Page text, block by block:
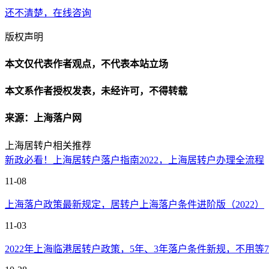
还不清楚，在线咨询
版权声明
本文仅代表作者观点，不代表本站立场
本文系作者授权发表，未经许可，不得转载
来源：上海落户网
上海居转户相关推荐
新政必看！上海居转户落户指南2022，上海居转户办理全流程
11-08
上海落户政策最新规定，居转户上海落户条件进阶版（2022）
11-03
2022年上海临港居转户政策，5年、3年落户条件新规，不用等